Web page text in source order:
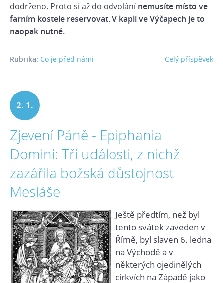
dodrženo. Proto si až do odvolánínemusíte místo ve
farním kostele reservovat. V kapli ve Výčapech je to
naopak nutné.
Celý příspěvek
Rubrika: Co je před námi
2. 1.
2021
Zjevení Páně - Epiphania
Domini: Tři události, z nichž
zazářila božská důstojnost
Mesiáše
Ještě předtím, než byl
tento svátek zaveden v
Římě, byl slaven 6. ledna
na Východě a v
některých ojedinělých
církvích na Západě jako